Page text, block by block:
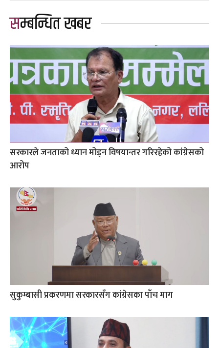
सम्बन्धित खबर
सरकारले जनताको ध्यान मोड्न विषयान्तर गरिरहेको कांग्रेसको
आरोप
सुकुम्बासी प्रकरणमा सरकारसँग कांग्रेसका पाँच माग